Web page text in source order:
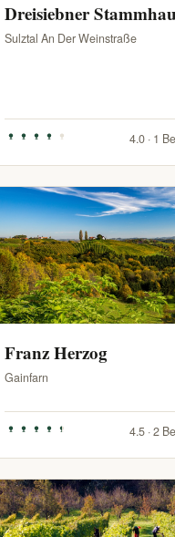
Dreisiebner
Sulztal An Der Weinstraße
4.0 · 1
Franz Herzog
Gainfarn
4.5 · 2